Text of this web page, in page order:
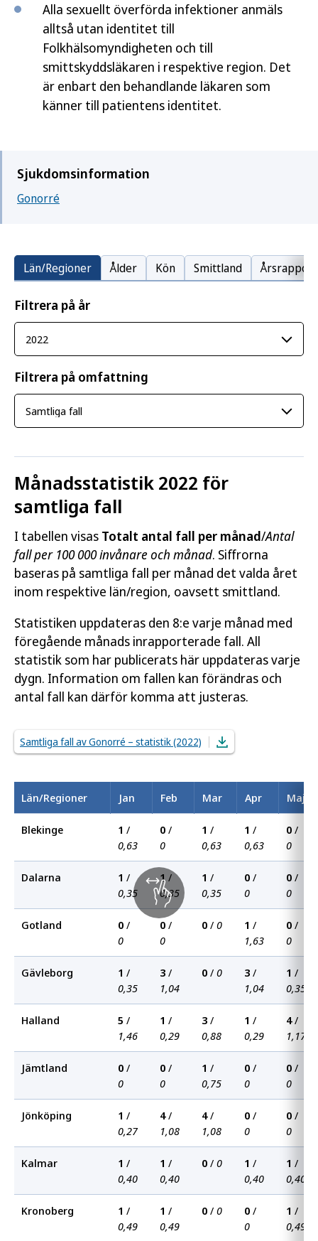
Alla sexuellt överförda infektioner anmäls
alltså utan identitet till
Folkhälsomyndigheten och till
smittskyddsläkaren i respektive region. Det
är enbart den behandlande läkaren som
känner till patientens identitet.
Sjukdomsinformation
Gonorré
Län/Regioner Ålder Kön Smittland Årsrapport
Filtrera på år
Filtrera på omfattning
Månadsstatistik 2022 för
samtliga fall
I tabellen visas Totalt antal fall per månad/Antal
fall per 100 000 invånare och månad. Siffrorna
baseras på samtliga fall per månad det valda året
inom respektive län/region, oavsett smittland.
Statistiken uppdateras den 8:e varje månad med
föregående månads inrapporterade fall. All
statistik som har publicerats här uppdateras varje
dygn. Information om fallen kan förändras och
antal fall kan därför komma att justeras.
Samtliga fall av Gonorré – statistik (2022)
Län/Regioner Jan Feb Mar Apr Maj
Blekinge 1 /
0,63
0 /
0
1 /
0,63
1 /
0,63
0 /
0
Dalarna 1 /
0,35
1 /
0,35
1 /
0,35
0 /
0
0 /
0
Gotland 0 /
0
0 /
0
0 / 0 1 /
1,63
0 /
0
Gävleborg 1 /
0,35
3 /
1,04
0 / 0 3 /
1,04
1 /
0,35
Halland 5 /
1,46
1 /
0,29
3 /
0,88
1 /
0,29
4/
1,17
Jämtland 0 /
0
0 /
0
1 /
0,75
0 /
0
0 /
0
Jönköping 1 /
0,27
4/
1,08
4/
1,08
0 /
0
0 /
0
Kalmar 1 /
0,40
1 /
0,40
0 / 0 1 /
0,40
1 /
0,40
Kronoberg 1 /
0,49
1 /
0,49
0 / 0 0 /
0
1 /
0,49